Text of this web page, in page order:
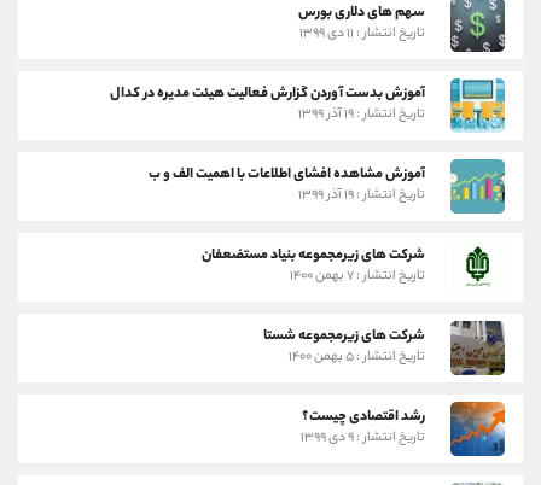
سهم های دلاری بورس
تاریخ انتشار : ۱۱ دی ۱۳۹۹
آموزش بدست آوردن گزارش فعالیت هیئت مدیره در کدال
تاریخ انتشار : ۱۹ آذر ۱۳۹۹
آموزش مشاهده افشای اطلاعات با اهمیت الف و ب
تاریخ انتشار : ۱۹ آذر ۱۳۹۹
شرکت های زیرمجموعه بنیاد مستضعفان
تاریخ انتشار : ۷ بهمن ۱۴۰۰
شرکت های زیرمجموعه شستا
تاریخ انتشار : ۵ بهمن ۱۴۰۰
رشد اقتصادی چیست؟
تاریخ انتشار : ۹ دی ۱۳۹۹